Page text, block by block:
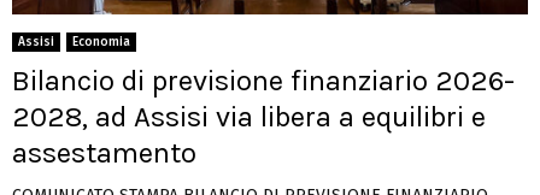
Assisi Economia
Bilancio di previsione finanziario 2026-
2028, ad Assisi via libera a equilibri e
assestamento